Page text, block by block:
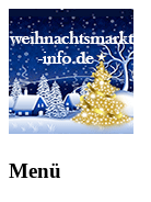
Menü